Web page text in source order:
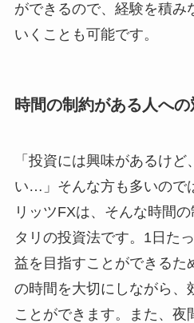
ができるので、経験を積み
いくことも可能です。
時間の制約がある人へ
「投資には興味があるけ
い…」そんな方も多いので
リッツFXは、そんな時間
タリの投資法です。1日た
益を目指すことができるた
の時間を大切にしながら、
ことができます。また、夜